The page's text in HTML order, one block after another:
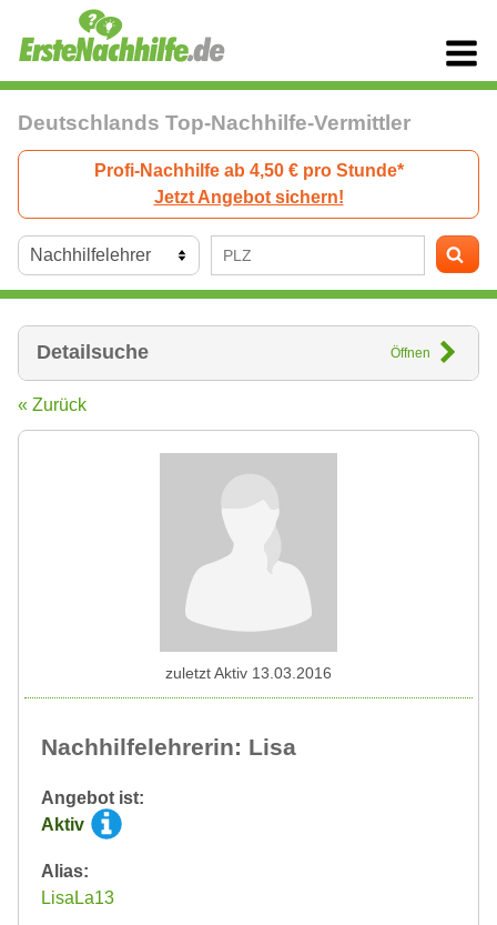
Deutschlands Top-Nachhilfe-Vermittler
Profi-Nachhilfe ab 4,50 € pro Stunde*
Jetzt Angebot sichern!
Detailsuche Öffnen
« Zurück
Nachhilfelehrerin: Lisa
Angebot ist:
Aktiv
Alias:
LisaLa13
zuletzt Aktiv 13.03.2016